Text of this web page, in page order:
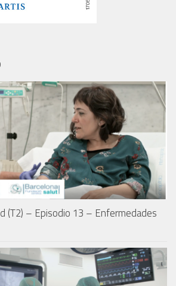
(T2) – Episodio 13 – Enfermedades